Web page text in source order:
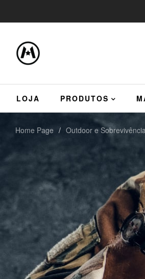
LOJA PRODUTOS
Home Page / Outdoor e